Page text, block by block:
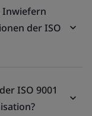
Inwiefern
der ISO
ISO 9001